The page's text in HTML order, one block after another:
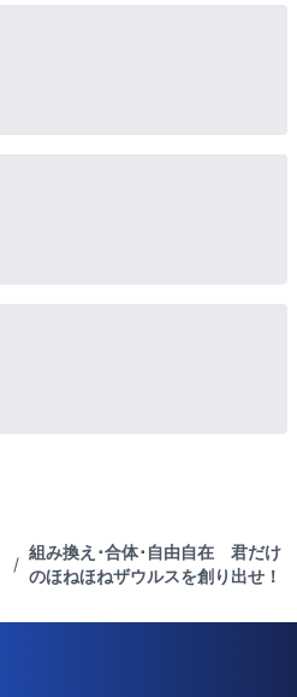
/
組み換え･合体･自由自在 君だけ
のほねほねザウルスを創り出せ！